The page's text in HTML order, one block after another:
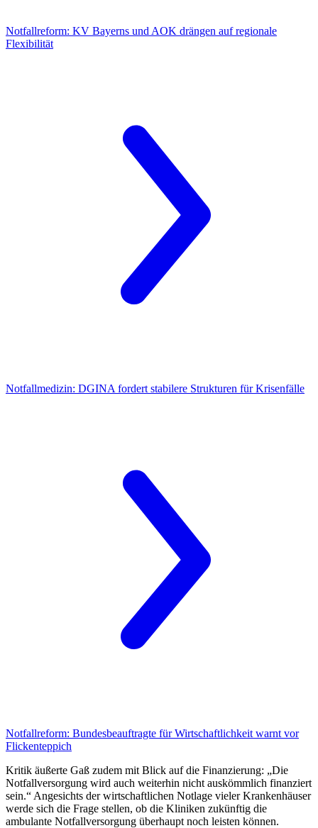
Notfallreform: KV Bayerns und AOK drängen auf regionale
Flexibilität
Notfallmedizin: DGINA fordert stabilere Strukturen für Krisenfälle
Notfallreform: Bundesbeauftragte für Wirtschaftlichkeit warnt vor
Flickenteppich
Kritik äußerte Gaß zudem mit Blick auf die Finanzierung: „Die
Notfallversorgung wird auch weiterhin nicht auskömmlich finanziert
sein.“ Angesichts der wirtschaftlichen Notlage vieler Krankenhäuser
werde sich die Frage stellen, ob die Kliniken zukünftig die
ambulante Notfallversorgung überhaupt noch leisten können.